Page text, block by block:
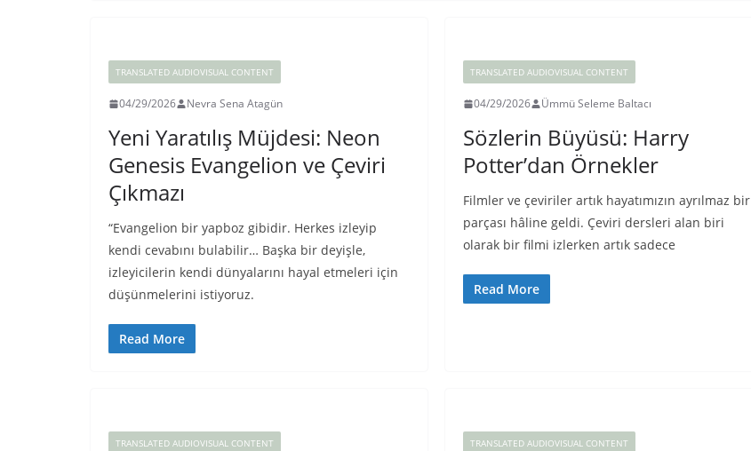
TRANSLATED AUDIOVISUAL CONTENT
04/29/2026 Nevra Sena Atagün
Yeni Yaratılış Müjdesi: Neon
Genesis Evangelion ve Çeviri
Çıkmazı
“Evangelion bir yapboz gibidir. Herkes izleyip
kendi cevabını bulabilir… Başka bir deyişle,
izleyicilerin kendi dünyalarını hayal etmeleri için
düşünmelerini istiyoruz.
Read More
TRANSLATED AUDIOVISUAL CONTENT
04/29/2026 Ümmü Seleme Baltacı
Sözlerin Büyüsü: Harry
Potter’dan Örnekler
Filmler ve çeviriler artık hayatımızın ayrılmaz bir
parçası hâline geldi. Çeviri dersleri alan biri
olarak bir filmi izlerken artık sadece
Read More
TRANSLATED AUDIOVISUAL CONTENT TRANSLATED AUDIOVISUAL CONTENT